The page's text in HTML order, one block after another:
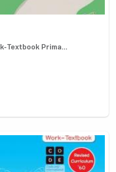
Textbook Prima...